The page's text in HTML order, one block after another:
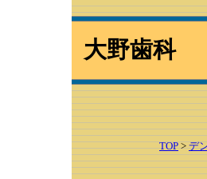
大野歯科
TOP>デ